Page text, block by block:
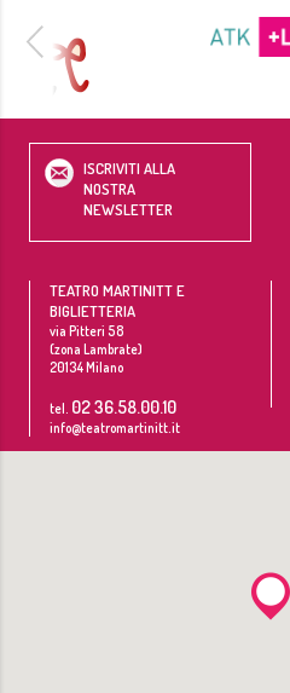
ISCRIVITI ALLA
NOSTRA
NEWSLETTER
TEATRO MARTINITT E
BIGLIETTERIA
via Pitteri 58
(zona Lambrate)
20134Milano
tel. 02 36.58.00.10
info@teatromartinitt.it